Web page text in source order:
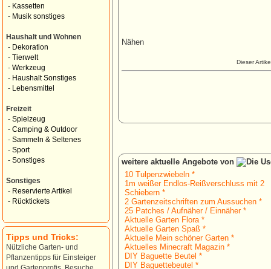
- Kassetten
- Musik sonstiges
Haushalt und Wohnen
- Dekoration
- Tierwelt
- Werkzeug
- Haushalt Sonstiges
-
Lebensmittel
Freizeit
- Spielzeug
- Camping & Outdoor
- Sammeln & Seltenes
- Sport
- Sonstiges
Sonstiges
- Reservierte Artikel
- Rücktickets
Tipps und Tricks:
Nützliche Garten- und
Pflanzentipps für Einsteiger
Nähen
Dieser
weitere aktuelle Angebote von
10 Tulpenzwiebeln *
1m weißer Endlos-Reißverschluss mit 2
Schiebern *
2 Gartenzeitschriften zum Aussuchen *
25 Patches / Aufnäher / Einnäher *
Aktuelle Garten Flora *
Aktuelle Garten Spaß *
Aktuelle Mein schöner Garten *
Aktuelles Minecraft Magazin *
DIY Baguette Beutel *
DIY Baguettebeutel *